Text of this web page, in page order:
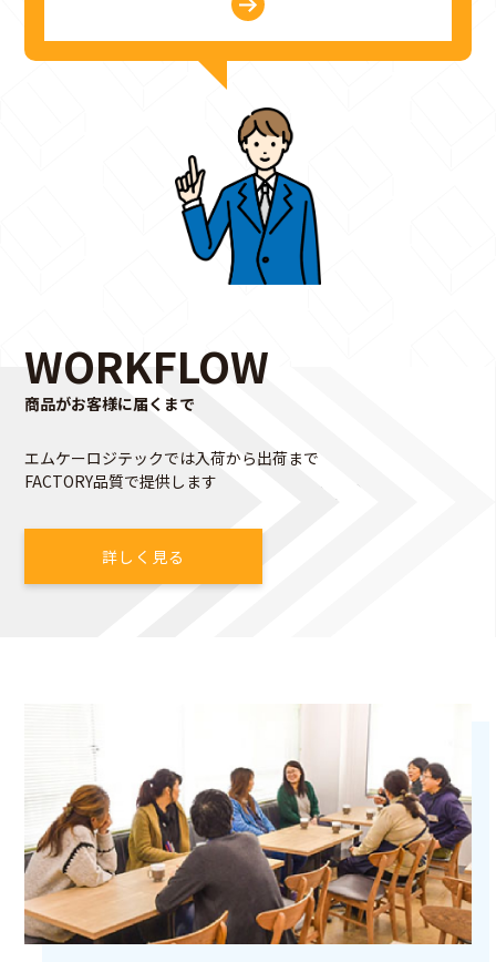
WORKFLOW
商品がお客様に届くまで
エムケーロジテックでは入荷から出荷まで
FACTORY品質で提供します
詳しく見る